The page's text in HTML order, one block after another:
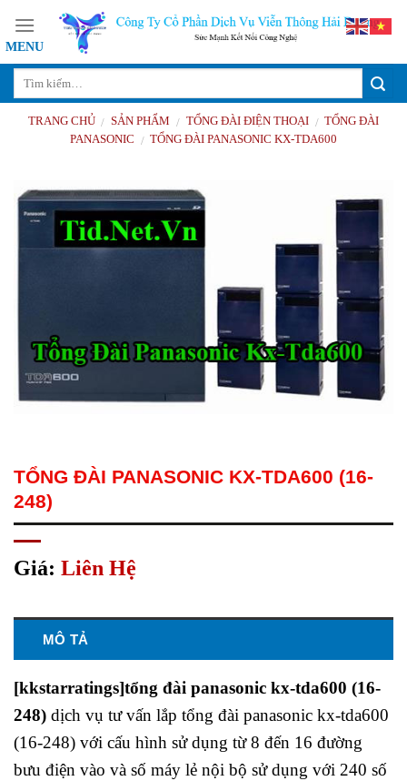
content
TRANG CHỦ / SẢN PHẨM / TỔNG ĐÀI ĐIỆN THOẠI / TỔNG ĐÀI
PANASONIC / TỔNG ĐÀI PANASONIC KX-TDA600
TỔNG ĐÀI PANASONIC KX-TDA600 (16-
248)
Giá: Liên Hệ
MÔ TẢ
[kkstarratings]tổng đài panasonic kx-tda600 (16-
248) dịch vụ tư vấn lắp tổng đài panasonic kx-tda600
(16-248) với cấu hình sử dụng từ 8 đến 16 đường
bưu điện vào và số máy lẻ nội bộ sử dụng với 240 số